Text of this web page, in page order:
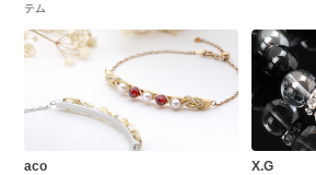
テム
aco X.G